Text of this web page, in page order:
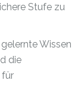
Stufe zu
Wissen
die
für